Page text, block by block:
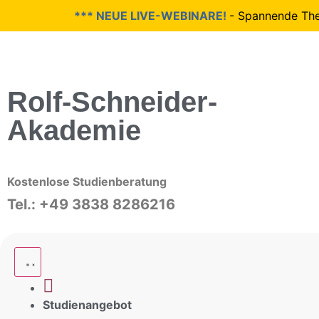
*** NEUE LIVE-WEBINARE!- Spannende
Rolf-Schneider-
Akademie
Kostenlose Studienberatung
Tel.: +49 3838 8286216
Studienangebot